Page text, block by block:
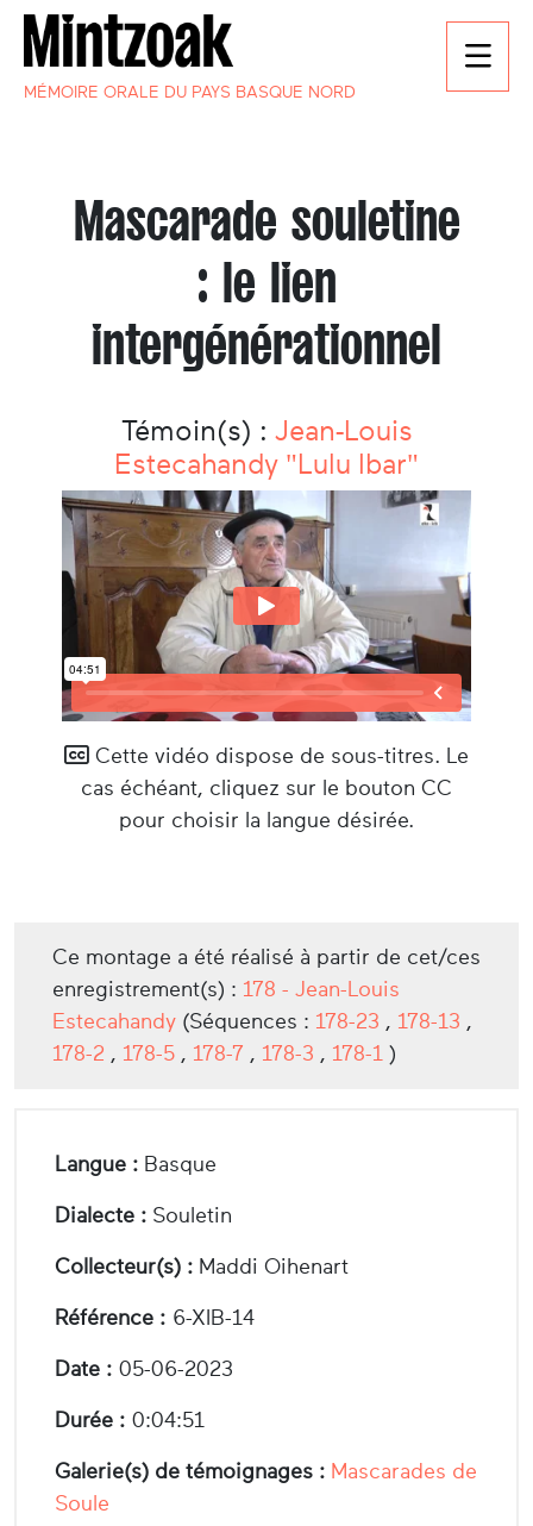
MÉMOIRE ORALE DU PAYS BASQUE NORD
Mascarade souletine
: le lien
intergénérationnel
Témoin(s) : Jean-Louis
Estecahandy "Lulu Ibar"
Cette vidéo dispose de sous-titres. Le
cas échéant, cliquez sur le bouton CC
pour choisir la langue désirée.
Ce montage a été réalisé à partir de cet/ces
enregistrement(s) : 178 - Jean-Louis
Estecahandy (Séquences : 178-23 , 178-13 ,
178-2 , 178-5 , 178-7 , 178-3 , 178-1 )
Langue : Basque
Dialecte : Souletin
Collecteur(s) : Maddi Oihenart
Référence : 6-XIB-14
Date : 05-06-2023
Durée : 0:04:51
Galerie(s) de témoignages : Mascarades de
Soule